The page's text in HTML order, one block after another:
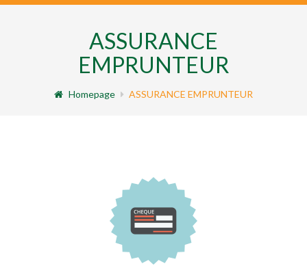
ASSURANCE
EMPRUNTEUR
Homepage ASSURANCE EMPRUNTEUR